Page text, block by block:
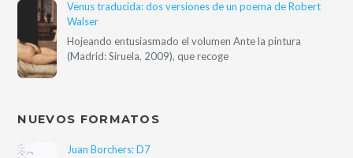
Venus traducida: dos versiones de un poema de Robert
Walser
Hojeando entusiasmado el volumen Ante la pintura
(Madrid: Siruela, 2009), que recoge
NUEVOS FORMATOS
Juan Borchers: D7